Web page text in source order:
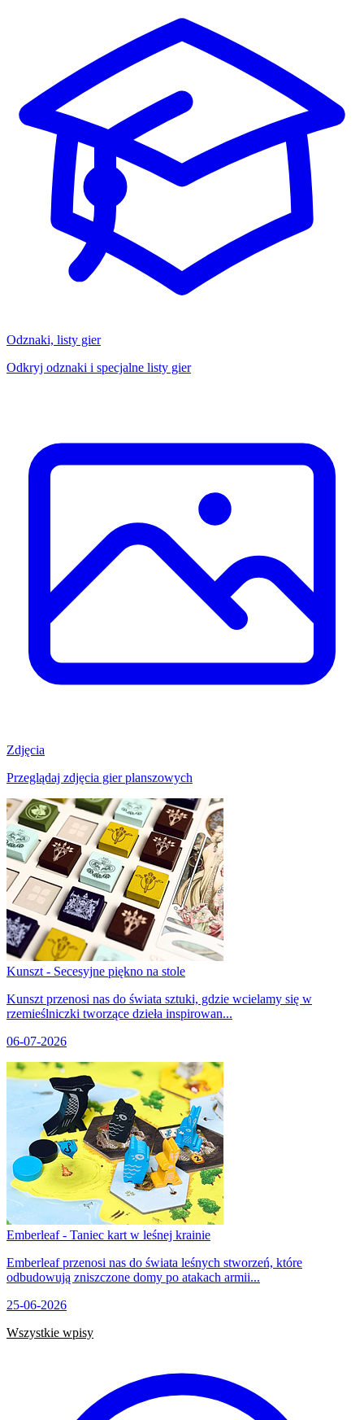
Odznaki, listy gier
Odkryj odznaki i specjalne listy gier
Zdjęcia
Przeglądaj zdjęcia gier planszowych
Kunszt - Secesyjne piękno na stole
Kunszt przenosi nas do świata sztuki, gdzie wcielamy się w
rzemieślniczki tworzące dzieła inspirowan...
06-07-2026
Emberleaf - Taniec kart w leśnej krainie
Emberleaf przenosi nas do świata leśnych stworzeń, które
odbudowują zniszczone domy po atakach armii...
25-06-2026
Wszystkie wpisy